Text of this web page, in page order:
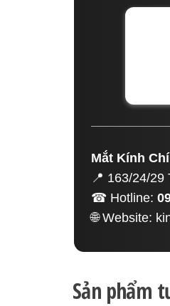
Mắt Kính
📍 163/24/29
☎ Hotline:
🌐 Website:
Sản phẩm